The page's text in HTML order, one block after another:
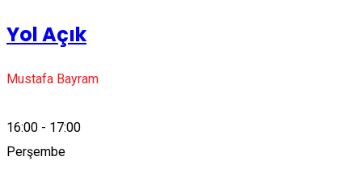
Yol Açık
Mustafa Bayram
16:00 - 17:00
Perşembe